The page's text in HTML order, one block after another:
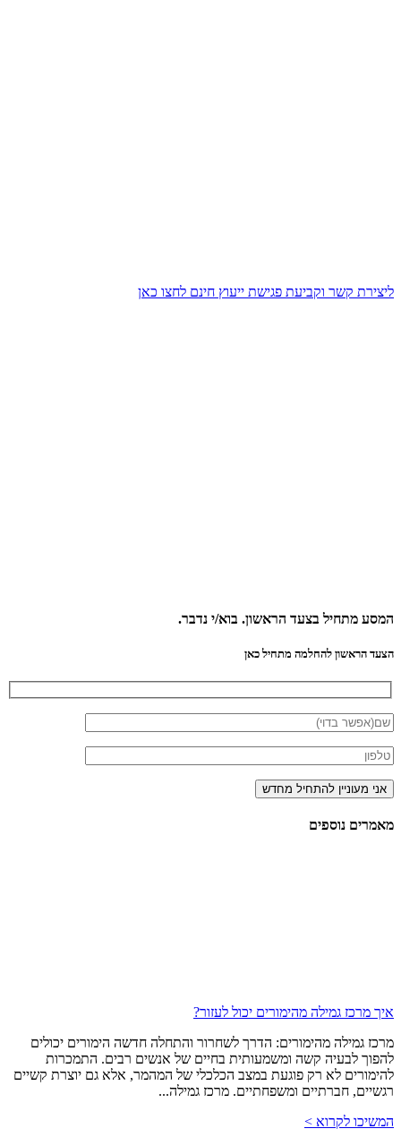
ליצירת קשר וקביעת פגישת ייעוץ חינם לחצו כאן
המסע מתחיל בצעד הראשון. בוא/י נדבר.
הצעד הראשון להחלמה מתחיל כאן
מאמרים נוספים
איך מרכז גמילה מהימורים יכול לעזור?
מרכז גמילה מהימורים: הדרך לשחרור והתחלה חדשה הימורים יכולים
להפוך לבעיה קשה ומשמעותית בחיים של אנשים רבים. התמכרות
להימורים לא רק פוגעת במצב הכלכלי של המהמר, אלא גם יוצרת קשיים
רגשיים, חברתיים ומשפחתיים. מרכז גמילה...
המשיכו לקרוא >